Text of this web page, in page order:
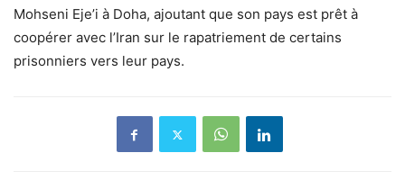
Mohseni Eje’i à Doha, ajoutant que son pays est prêt à
coopérer avec l’Iran sur le rapatriement de certains
prisonniers vers leur pays.